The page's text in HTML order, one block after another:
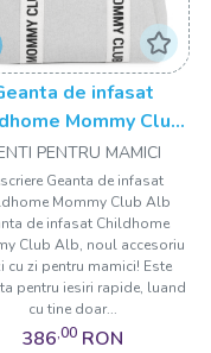
de infasat
Mommy Club
Alb
PENTRU MAMICI
Geanta de infasat
Mommy Club Alb
de infasat Childhome
Club Alb, noul accesoriu
cu zi pentru mamici! Este
pentru iesiri rapide, luand
cu tine doar...
386,00 RON